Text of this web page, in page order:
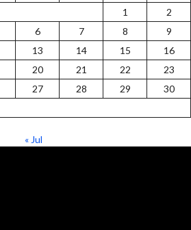
1
2
6 7 8
9
13 14 15
16
20 21 22
23
27 28 29
30
« Jul